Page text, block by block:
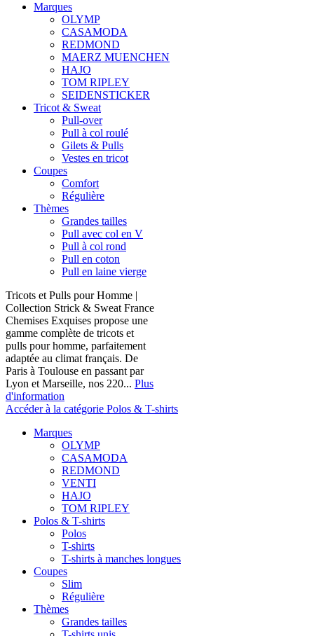
Marques
OLYMP
CASAMODA
REDMOND
MAERZ MUENCHEN
HAJO
TOM RIPLEY
SEIDENSTICKER
Tricot & Sweat
Pull-over
Pull à col roulé
Gilets & Pulls
Vestes en tricot
Coupes
Comfort
Régulière
Thèmes
Grandes tailles
Pull avec col en V
Pull à col rond
Pull en coton
Pull en laine vierge
Tricots et Pulls pour Homme |
Collection Strick & Sweat France
Chemises Exquises propose une
gamme complète de tricots et
pulls pour homme, parfaitement
adaptée au climat français. De
Paris à Toulouse en passant par
Lyon et Marseille, nos 220... Plus
d'information
Accéder à la catégorie Polos & T-shirts
Marques
OLYMP
CASAMODA
REDMOND
VENTI
HAJO
TOM RIPLEY
Polos & T-shirts
Polos
T-shirts
T-shirts à manches longues
Coupes
Slim
Régulière
Thèmes
Grandes tailles